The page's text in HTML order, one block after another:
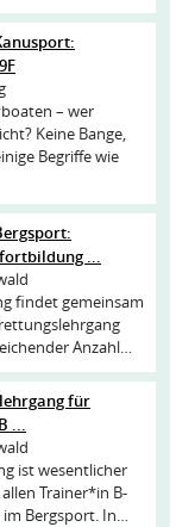
– wer
Keine Bange,
Begriffe wie
...
findet gemeinsam
Anzahl…
für
...
ist wesentlicher
Trainer*in B-
Bergsport. In…